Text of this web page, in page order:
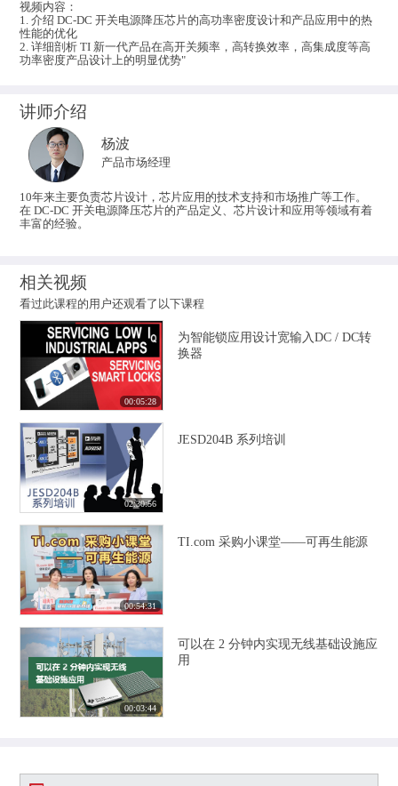
视频内容：
​​​​​​​1. 介绍 DC-DC 开关电源降压芯片的高功率密度设计和产品应用中的热
性能的优化
2. 详细剖析 TI 新一代产品在高开关频率，高转换效率，高集成度等高
功率密度产品设计上的明显优势"
讲师介绍
杨波
产品市场经理
10年来主要负责芯片设计，芯片应用的技术支持和市场推广等工作。
在 DC-DC 开关电源降压芯片的产品定义、芯片设计和应用等领域有着
丰富的经验。
相关视频
看过此课程的用户还观看了以下课程
00:05:28
为智能锁应用设计宽输入DC / DC转
换器
02:30:56
JESD204B 系列培训
00:54:31
TI.com 采购小课堂——可再生能源
00:03:44
可以在 2 分钟内实现无线基础设施应
用